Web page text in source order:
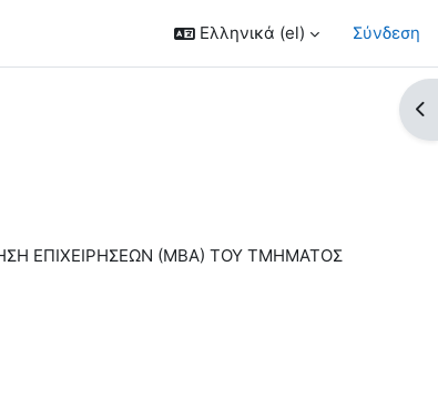
Ελληνικά ‎(el)‎ Σύνδεση
ΕΠΙΧΕΙΡΗΣΕΩΝ (ΜΒΑ) ΤΟΥ ΤΜΗΜΑΤΟΣ